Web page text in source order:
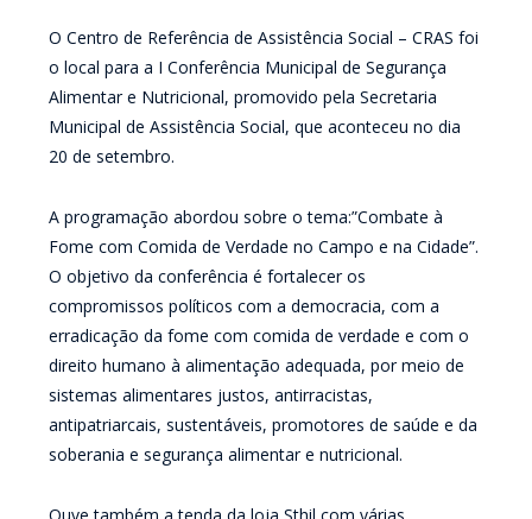
O Centro de Referência de Assistência Social – CRAS foi
o local para a I Conferência Municipal de Segurança
Alimentar e Nutricional, promovido pela Secretaria
Municipal de Assistência Social, que aconteceu no dia
20 de setembro.
A programação abordou sobre o tema:”Combate à
Fome com Comida de Verdade no Campo e na Cidade”.
O objetivo da conferência é fortalecer os
compromissos políticos com a democracia, com a
erradicação da fome com comida de verdade e com o
direito humano à alimentação adequada, por meio de
sistemas alimentares justos, antirracistas,
antipatriarcais, sustentáveis, promotores de saúde e da
soberania e segurança alimentar e nutricional.
Ouve também a tenda da loja Sthil com várias